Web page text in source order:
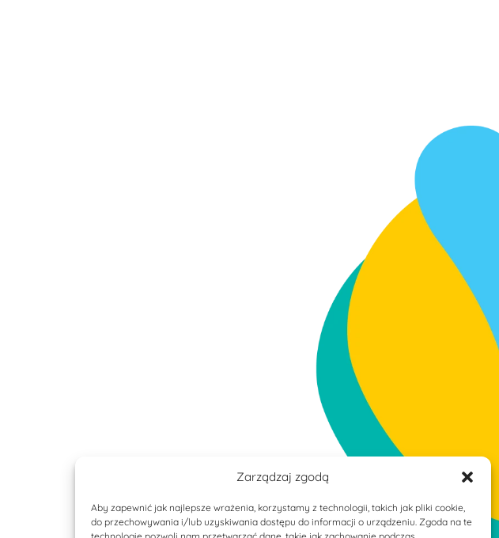
Zarządzaj zgodą
Aby zapewnić jak najlepsze wrażenia, korzystamy z technologii, takich jak pliki cookie,
do przechowywania i/lub uzyskiwania dostępu do informacji o urządzeniu. Zgoda na te